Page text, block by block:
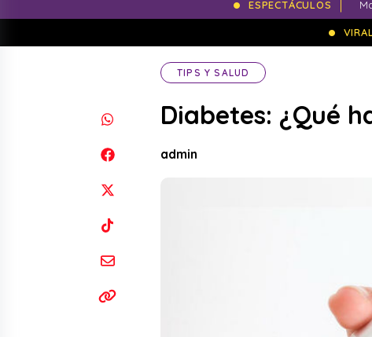
ESPECTÁCULOS
TIPS Y SALUD
Diabetes: ¿Qué
admin